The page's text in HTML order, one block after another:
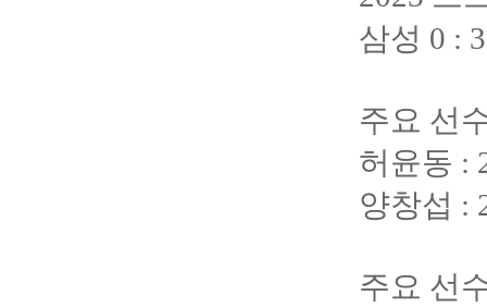
삼성 0 :
주요 선
허윤동 :
양창섭 :
주요 선